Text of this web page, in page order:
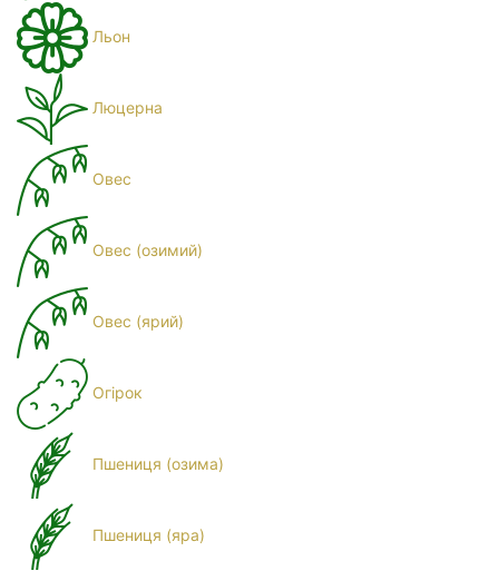
Льон
Люцерна
Овес
Овес (озимий)
Овес (ярий)
Огірок
Пшениця (озима)
Пшениця (яра)